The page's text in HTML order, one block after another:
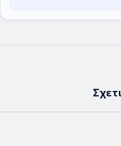
τον Μάϊο του 2021 ως